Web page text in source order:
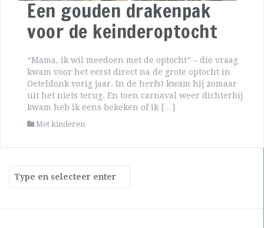
Een gouden drakenpak
voor de keinderoptocht
“Mama, ik wil meedoen met de optocht” – die vraag
kwam voor het eerst direct na de grote optocht in
Oeteldonk vorig jaar. In de herfst kwam hij zomaar
uit het niets terug. En toen carnaval weer dichterbij
kwam heb ik eens bekeken of ik […]
Met kinderen